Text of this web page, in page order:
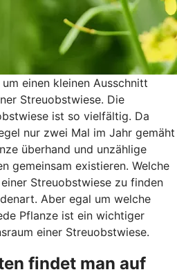
einen kleinen Ausschnitt
Streuobstwiese. Die
ist so vielfältig. Da
nur zwei Mal im Jahr gemäht
überhand und unzählige
gemeinsam existieren. Welche
Streuobstwiese zu finden
Aber egal um welche
Pflanze ist ein wichtiger
einer Streuobstwiese.
findet man auf